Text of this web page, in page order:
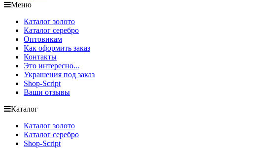
Меню
Каталог золото
Каталог серебро
Оптовикам
Как оформить заказ
Контакты
Это интересно...
Украшения под заказ
Shop-Script
Ваши отзывы
Каталог
Каталог золото
Каталог серебро
Shop-Script